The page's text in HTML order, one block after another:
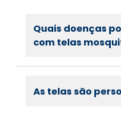
Quais doenças
com telas
As telas são